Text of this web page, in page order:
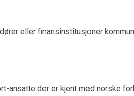
eller finansinstitusjoner
ansatte der er kjent med norske